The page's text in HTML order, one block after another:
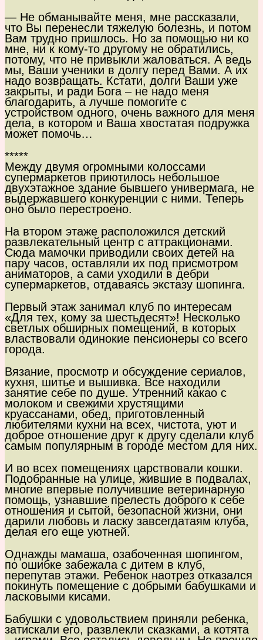
— Не обманывайте меня, мне рассказали,
что Вы перенесли тяжелую болезнь, и потом
Вам трудно пришлось. Но за помощью ни ко
мне, ни к кому-то другому не обратились,
потому, что не привыкли жаловаться. А ведь
мы, Ваши ученики в долгу перед Вами. А их
надо возвращать. Кстати, долги Ваши уже
закрыты, и ради Бога – не надо меня
благодарить, а лучше помогите с
устройством одного, очень важного для меня
дела, в котором и Ваша хвостатая подружка
может помочь…
*****
Между двумя огромными колоссами
супермаркетов приютилось небольшое
двухэтажное здание бывшего универмага, не
выдержавшего конкуренции с ними. Теперь
оно было перестроено.
На втором этаже расположился детский
развлекательный центр с аттракционами.
Сюда мамочки приводили своих детей на
пару часов, оставляли их под присмотром
аниматоров, а сами уходили в дебри
супермаркетов, отдаваясь экстазу шопинга.
Первый этаж занимал клуб по интересам
«Для тех, кому за шестьдесят»! Несколько
светлых обширных помещений, в которых
властвовали одинокие пенсионеры со всего
города.
Вязание, просмотр и обсуждение сериалов,
кухня, шитье и вышивка. Все находили
занятие себе по душе. Утренний какао с
молоком и свежими хрустящими
круассанами, обед, приготовленный
любителями кухни на всех, чистота, уют и
доброе отношение друг к другу сделали клуб
самым популярным в городе местом для них.
И во всех помещениях царствовали кошки.
Подобранные на улице, жившие в подвалах,
многие впервые получившие ветеринарную
помощь, узнавшие прелесть доброго к себе
отношения и сытой, безопасной жизни, они
дарили любовь и ласку завсегдатаям клуба,
делая его еще уютней.
Однажды мамаша, озабоченная шопингом,
по ошибке забежала с дитем в клуб,
перепутав этажи. Ребенок наотрез отказался
покинуть помещение с добрыми бабушками и
ласковыми кисами.
Бабушки с удовольствием приняли ребенка,
затискали его, развлекли сказками, а котята